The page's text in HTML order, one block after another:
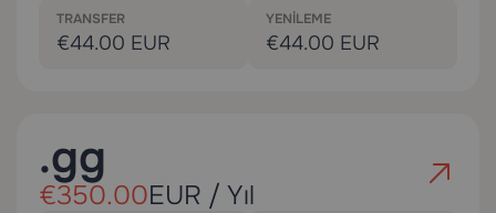
TRANSFER
€44.00 EUR
YENILEME
€44.00 EUR
.gg
€350.00EUR / Yıl